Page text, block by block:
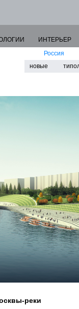
ИНТЕРЬЕР
Россия
новые
реки